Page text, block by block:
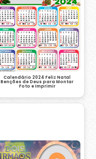
Calendário 2024 Feliz Natal
Benções de Deus para Montar
Foto e Imprimir